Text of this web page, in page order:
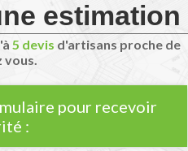
estimation
5 devis d'artisans proche de
vous.
pour recevoir
: